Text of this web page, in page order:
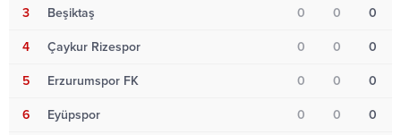
3 Beşiktaş 0 0 0
4 Çaykur Rizespor 0 0 0
5 Erzurumspor FK 0 0 0
6 Eyüpspor 0 0 0